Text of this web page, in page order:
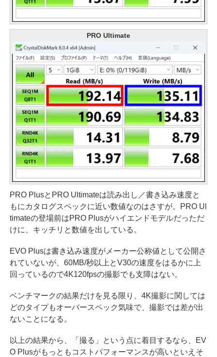
PRO Ultimate
PRO PlusとPRO Ultimateは読み出し／書き込み速度と
もにカタログスペックに近い数値なのはさすが。PRO Ul
timateの登場前はPRO Plusがハイエンドモデルだっただ
けに、キッチリと数値を出している。
EVO Plusは書き込み速度がメーカー公称値として公開さ
れていないが、60MB/秒以上とV30の速度をはるかに上
回っているので4K120fpsの撮影でも支障はない。
ベンチマークの結果だけを見る限り、4K撮影に関しては
どのタイプもオーバースペック気味で、撮影では差が出
ないことになる。
以上の結果から、「撮る」という点に着目するなら、EV
O Plusがもっともコストパフォーマンスが高いといえそ